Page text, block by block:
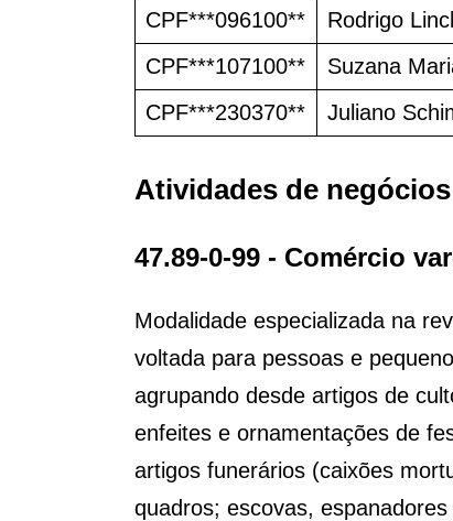
CPF***096100**
Rodrigo
CPF***107100**
Suzana
CPF***230370**
Juliano
Atividades de
47.89-0-99 - Comércio
Modalidade especializada na
voltada para pessoas e
agrupando desde artigos de
enfeites e ornamentações de
artigos funerários (caixões
quadros; escovas,